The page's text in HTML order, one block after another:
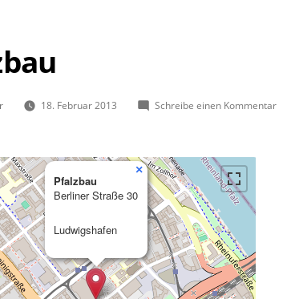
18. Februar 2013 Schreibe einen Kommentarzu
Pfalzbau
Berliner Straße 30
Ludwigshafen
×